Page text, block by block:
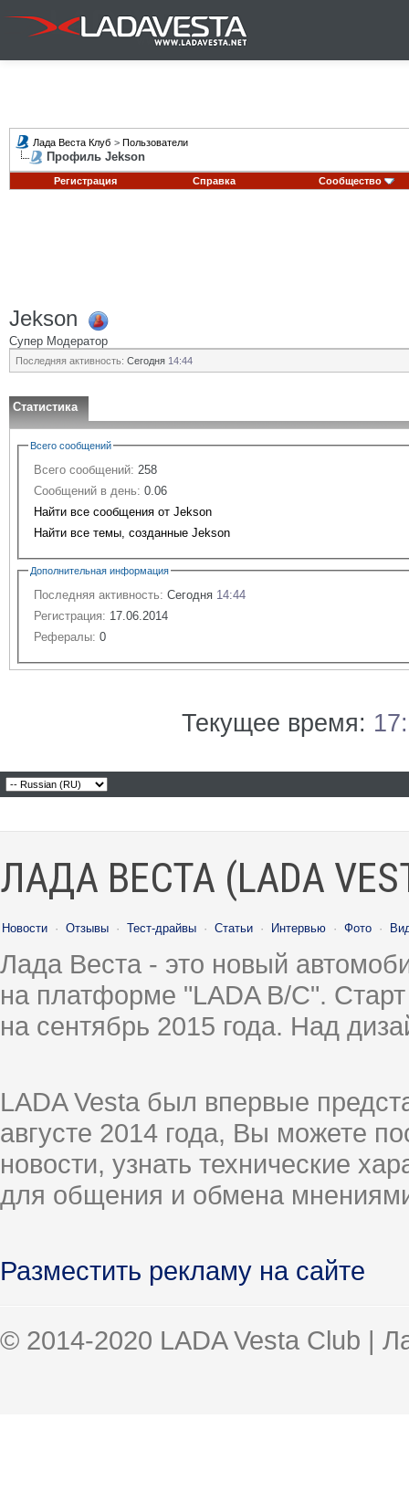
Лада Веста Клуб > Пользователи
Профиль Jekson
Регистрация Справка Сообщество
Jekson
Супер Модератор
Последняя активность: Сегодня 14:44
Статистика
Всего сообщений
Всего сообщений: 258
Сообщений в день: 0.06
Найти все сообщения от Jekson
Найти все темы, созданные Jekson
Дополнительная информация
Последняя активность: Сегодня 14:44
Регистрация: 17.06.2014
Рефералы: 0
Текущее время:
ЛАДА ВЕСТА (LADA
Новости · Отзывы · Тест-драйвы · Статьи · Интервью · Фото ·
Лада Веста - это новый
на платформе "LADA B/C".
на сентябрь 2015 года. Над
LADA Vesta был впервые
августе 2014 года, Вы можете
новости, узнать технические
для общения и обмена
Разместить рекламу на сайте
© 2014-2020 LADA Vesta Club |